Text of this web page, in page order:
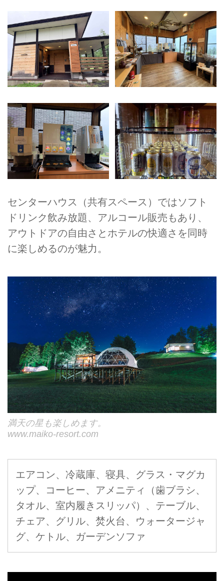
センターハウス（共有スペース）ではソフト
ドリンク飲み放題、アルコール販売もあり、
アウトドアの自由さとホテルの快適さを同時
に楽しめるのが魅力。
満天の星も楽しめます。
www.maiko-resort.com
エアコン、冷蔵庫、寝具、グラス・マグカ
ップ、コーヒー、アメニティ（歯ブラシ、
タオル、室内履きスリッパ）、テーブル、
チェア、グリル、焚火台、ウォータージャ
グ、ケトル、ガーデンソファ